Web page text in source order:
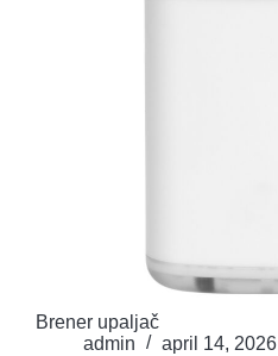
Brener upaljač
admin
april 14, 2026